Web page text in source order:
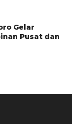
Gelar
Pusat dan